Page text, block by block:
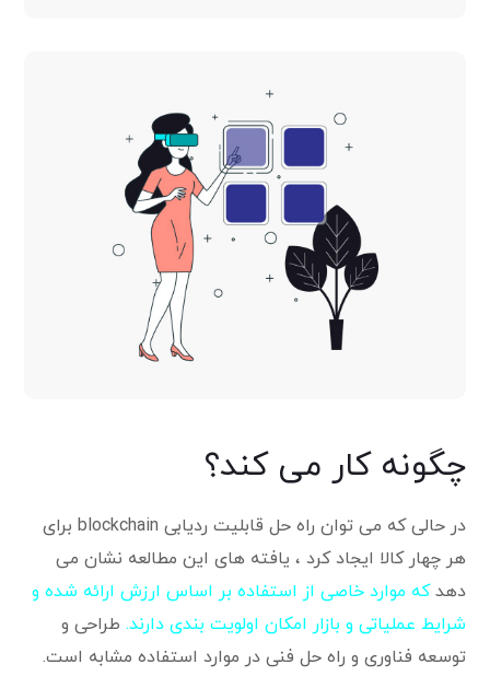
چگونه کار می کند؟
در حالی که می توان راه حل قابلیت ردیابی blockchain برای
هر چهار کالا ایجاد کرد ، یافته های این مطالعه نشان می
دهدکه موارد خاصی از استفاده بر اساس ارزش ارائه شده و
شرایط عملیاتی و بازار امکان اولویت بندی دارند. طراحی و
توسعه فناوری و راه حل فنی در موارد استفاده مشابه است.